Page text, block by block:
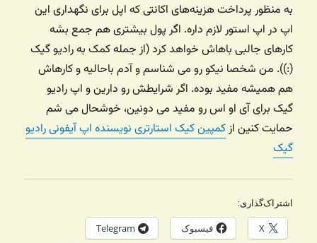
به منظور پرداخت هزینه‌های اکانتی که اپل برای نگهداری این
اپ در اپ استور لازم داره. اگر پول بیشتری هم جمع بشه
کارهای جالبی باهاش خواهد کرد (از جمله کمک به رادیو گیک‌
(:)). من شخصا نیکو رو می شناسم و آدم باحالیه و کارهاش
هم همیشه مفید بوده. اگر شرایطش رو دارین و اپ رادیو
گیک برای آی او اس رو مفید می دونین، خوشحال می شم
حمایت کنین ازکمپین کیک استارتری نویسنده اپ آیفونی رادیو
گیک
اشتراک‌گذاری:
X فیسبوک Telegram